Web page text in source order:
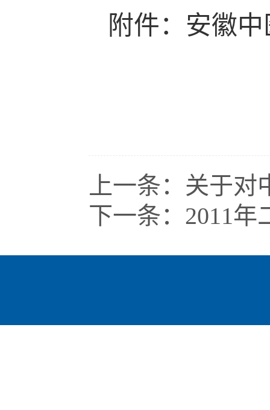
附件：安徽
上一条： 关于对
下一条： 2011年